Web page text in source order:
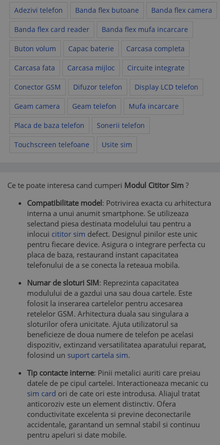
Adezivi telefon Banda flex butoane Banda flex camera
Banda flex card reader Banda flex mufa incarcare
Buton volum Capac baterie Carcasa completa
Carcasa fata Carcasa mijloc Circuite integrate
Conector GSM Difuzor telefon Display LCD telefon
Geam camera Geam telefon Mufa incarcare
Placa de baza telefon Sonerii telefon
Touchscreen telefoane Usite sim
Ce te poate interesa cand cumperi Modul Cititor Sim ?
Compatibilitate model: Potrivirea exacta cu arhitectura
interna a unui anumit smartphone. Se utilizeaza
selectand piesa destinata modelului tau pentru a
inlocui cititor sim defect. Designul pinilor este unic
pentru fiecare device. Asigura o integrare perfecta cu
placa de baza, restaurand instant capacitatea
telefonului de a se conecta la reteaua mobila.
Numar de sloturi SIM: Reprezinta capacitatea
modulului de a gazdui una sau doua cartele. Este
folosit la inserarea cartelelor pentru accesarea
retelelor GSM. Arhitectura duala sau singulara a
sloturilor ofera unicitate. Ajuta utilizatorul sa
beneficieze de doua numere de telefon pe acelasi
dispozitiv, extinzand versatilitatea aparatului reparat,
folosind un suport cartela sim.
Tip contacte interne: Pinii metalici auriti care preiau
datele de pe cipul cartelei. Interactioneaza mecanic cu
sim card ori de cate ori este introdusa. Aliajul tratat
anticoroziv este un element distinctiv. Ofera
conductivitate excelenta si previne deconectarile
accidentale, garantand un semnal stabil si continuu
pentru apeluri si date mobile.